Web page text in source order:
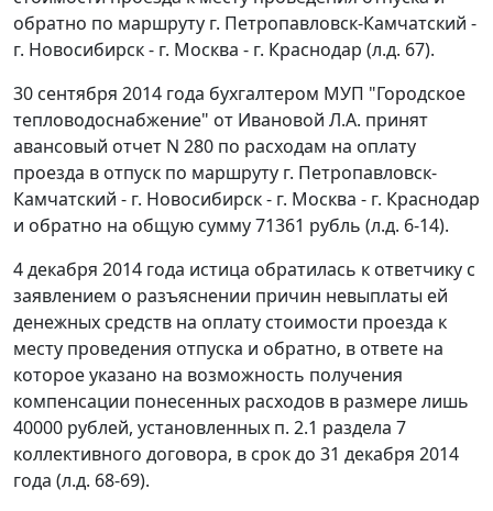
обратно по маршруту г. Петропавловск-Камчатский -
г. Новосибирск - г. Москва - г. Краснодар (л.д. 67).
30 сентября 2014 года бухгалтером МУП "Городское
тепловодоснабжение" от Ивановой Л.А. принят
авансовый отчет N 280 по расходам на оплату
проезда в отпуск по маршруту г. Петропавловск-
Камчатский - г. Новосибирск - г. Москва - г. Краснодар
и обратно на общую сумму 71361 рубль (л.д. 6-14).
4 декабря 2014 года истица обратилась к ответчику с
заявлением о разъяснении причин невыплаты ей
денежных средств на оплату стоимости проезда к
месту проведения отпуска и обратно, в ответе на
которое указано на возможность получения
компенсации понесенных расходов в размере лишь
40000 рублей, установленных п. 2.1 раздела 7
коллективного договора, в срок до 31 декабря 2014
года (л.д. 68-69).